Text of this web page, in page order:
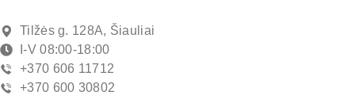
Tilžės g. 128A, Šiauliai
I-V 08:00-18:00
+370 606 11712
+370 600 30802